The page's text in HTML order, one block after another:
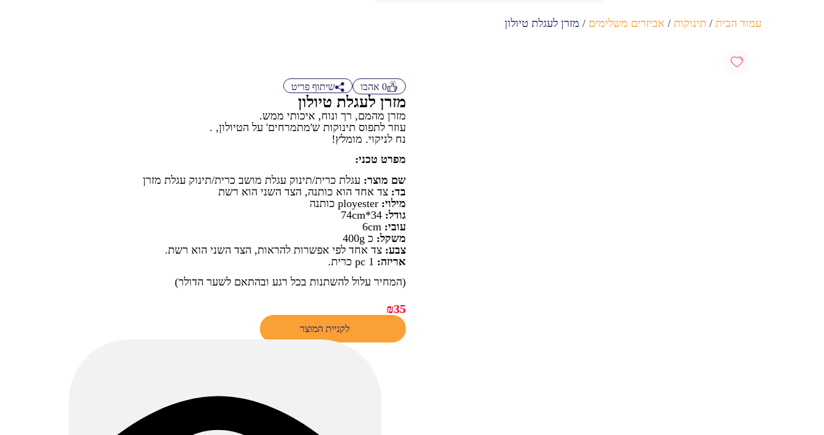
עמוד הבית / תינוקות / אביזרים משלימים / מזרן לעגלת טיולון
0 אהבו שיתוף פריט
מזרן לעגלת טיולון
מזרן מהמם, רך ונוח, איכותי ממש.
עוזר לתפוס תינוקות ש'מתמרחים' על הטיולון, .
נח לניקוי. מומלץ!
מפרט טכני:
שם מוצר: עגלת כרית/תינוק עגלת מושב כרית/תינוק עגלת מזרן
בד: צד אחד הוא כותנה, הצד השני הוא רשת
מילוי:
גודל:
עובי:
משקל: כ 400g
צבע: צד אחד לפי אפשרות להראות, הצד השני הוא רשת.
אריזה:
(המחיר עלול להשתנות בכל רגע ובהתאם לשער הדולר)
₪35
לקניית המוצר